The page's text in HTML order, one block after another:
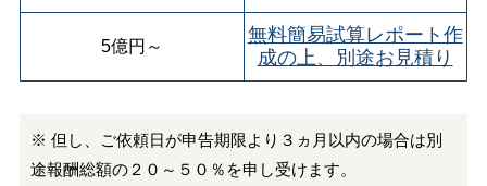
5億円 ～
無料簡易試算レポート作
成の上、別途お見積り
※ 但し、ご依頼日が申告期限より３ヵ月以内の場合は別
途報酬総額の２０～５０％を申し受けます。